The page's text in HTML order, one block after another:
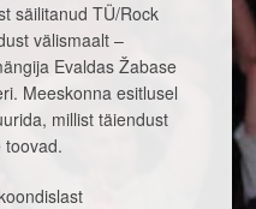
säilitanud TÜ/Rock
välismaalt –
Evaldas Žabase
Meeskonna esitlusel
millist täiendust
toovad.